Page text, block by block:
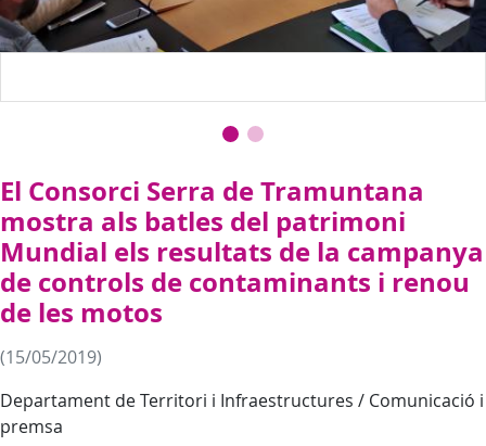
El Consorci Serra de Tramuntana
mostra als batles del patrimoni
Mundial els resultats de la campanya
de controls de contaminants i renou
de les motos
(15/05/2019)
Departament de Territori i Infraestructures / Comunicació i
premsa